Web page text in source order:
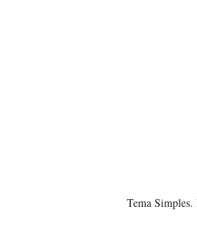
Tema